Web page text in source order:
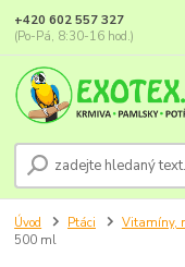
+420 602 557 327
(Po-Pá, 8:30-16 hod.)
Úvod Ptáci Vitamíny,
500 ml